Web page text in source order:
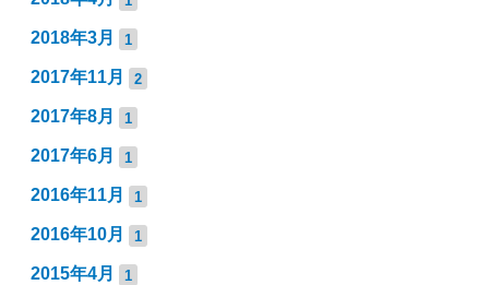
2018年3月 1
2017年11月 2
2017年8月 1
2017年6月 1
2016年11月 1
2016年10月 1
2015年4月 1